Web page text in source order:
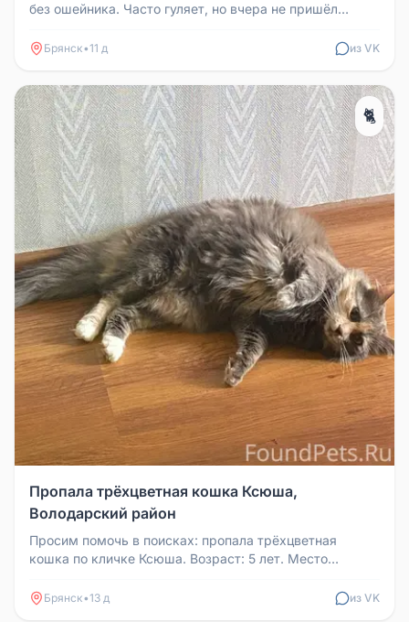
без ошейника. Часто гуляет, но вчера не пришёл
Брянск•11 д из VK
🐈
Пропала трёхцветная кошка Ксюша,
Володарский район
Просим помочь в поисках: пропала трёхцветная
кошка по кличке Ксюша. Возраст: 5 лет. Место
Брянск•13 д из VK